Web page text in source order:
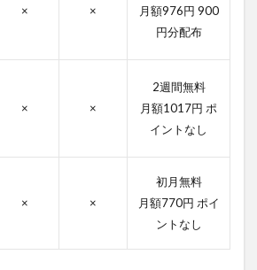
× ×
月額976円 900
円分配布
× ×
2週間無料
月額1017円 ポ
イントなし
× ×
初月無料
月額770円 ポイ
ントなし